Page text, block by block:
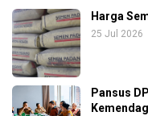
Harga
25 Jul 2026
Pansus